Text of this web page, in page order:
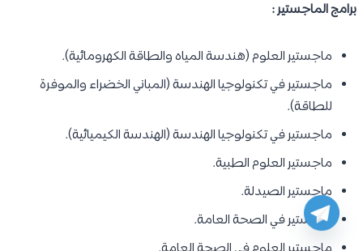
برامج الماجستير :
ماجستير العلوم (هندسة المياه والطاقة الكهرومائية).
ماجستير في تكنولوجيا الهندسة (المباني الخضراء والموفرة
للطاقة).
ماجستير في تكنولوجيا الهندسة (الهندسة الكيميائية).
ماجستير العلوم الطبية.
ماجستير الصيدلة.
ماجستير في الصحة العامة.